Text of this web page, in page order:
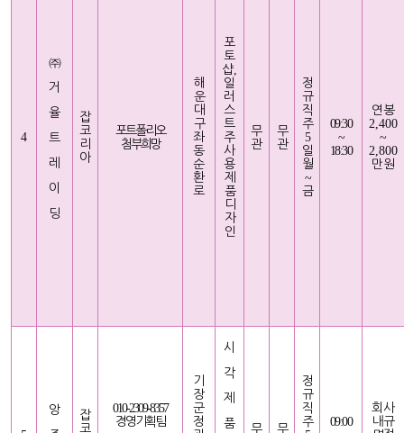
4
㈜
거
율
트
레
이
딩
잡
코
리
아
포트폴리오
첨부희망
해
운
대
구
좌
동
순
환
로
포
토
샵,
일
러
스
트
주
사
용
제
품
디
자
인
무
관
무
관
정
규
직
주
5
일
월
~
금
09:30
~
18:30
연봉
2,400
~
2,800
만원
앙
잡
코
010-2309-8357
경영기획팀
기
장
군
정
시
각
제
품
무 무
정
규
직
주
09:00
회사
내규